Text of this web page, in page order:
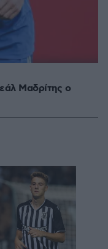
Μαδρίτης ο